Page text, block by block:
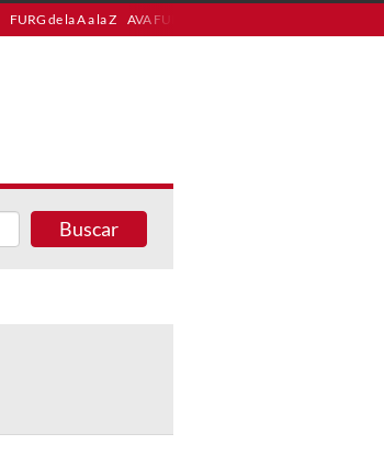
FURG de la A a la Z AVA FURG
Buscar